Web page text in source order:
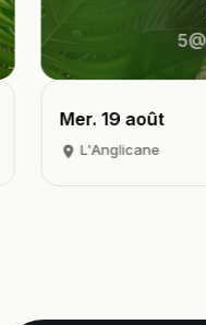
Lafortune
5@7 Doux D'août